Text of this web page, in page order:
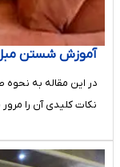
آموزش شستن
در این مقاله به
نکات کلیدی آن را